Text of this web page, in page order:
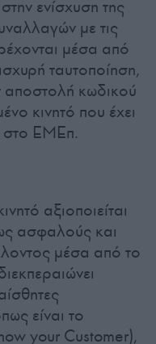
ενίσχυση της
με τις
μέσα από
ταυτοποίηση,
αποστολή κωδικού
κινητό που έχει
στο ΕΜΕπ.
αξιοποιείται
ασφαλούς και
μέσα από το
είναι το
your Customer),